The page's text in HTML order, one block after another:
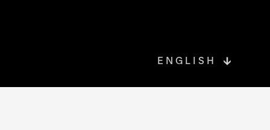
STRÁNCE
ENGLISH